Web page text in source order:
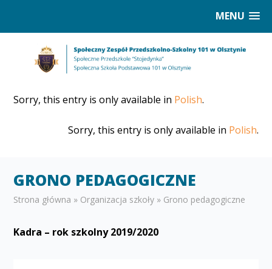
MENU
Sorry, this entry is only available in Polish.
Sorry, this entry is only available in Polish.
GRONO PEDAGOGICZNE
Strona główna » Organizacja szkoły » Grono pedagogiczne
Kadra – rok szkolny 2019/2020